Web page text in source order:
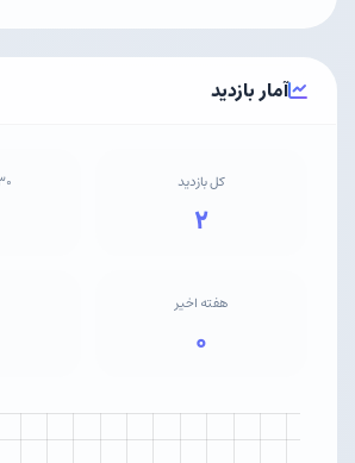
آمار بازدید
کل بازدید
۲
۳۰ روز
هفته اخیر
۰